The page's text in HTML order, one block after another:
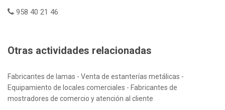
958 40 21 46
Otras actividades relacionadas
Fabricantes de lamas - Venta de estanterías metálicas -
Equipamiento de locales comerciales - Fabricantes de
mostradores de comercio y atención al cliente